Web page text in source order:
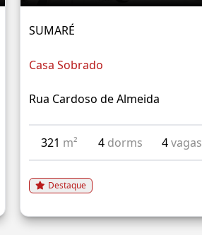
SUMARÉ
Casa Sobrado
Rua Cardoso de Almeida
321 m² 4 dorms 4vagas
Destaque